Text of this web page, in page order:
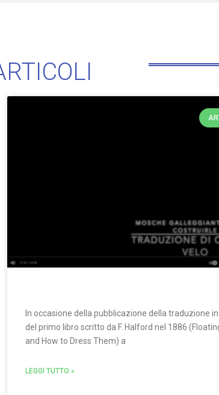
In occasione della pubblicazione della traduzione
del primo libro scritto da F. Halford nel 1886
and How to Dress Them) a
LEGGI TUTTO »